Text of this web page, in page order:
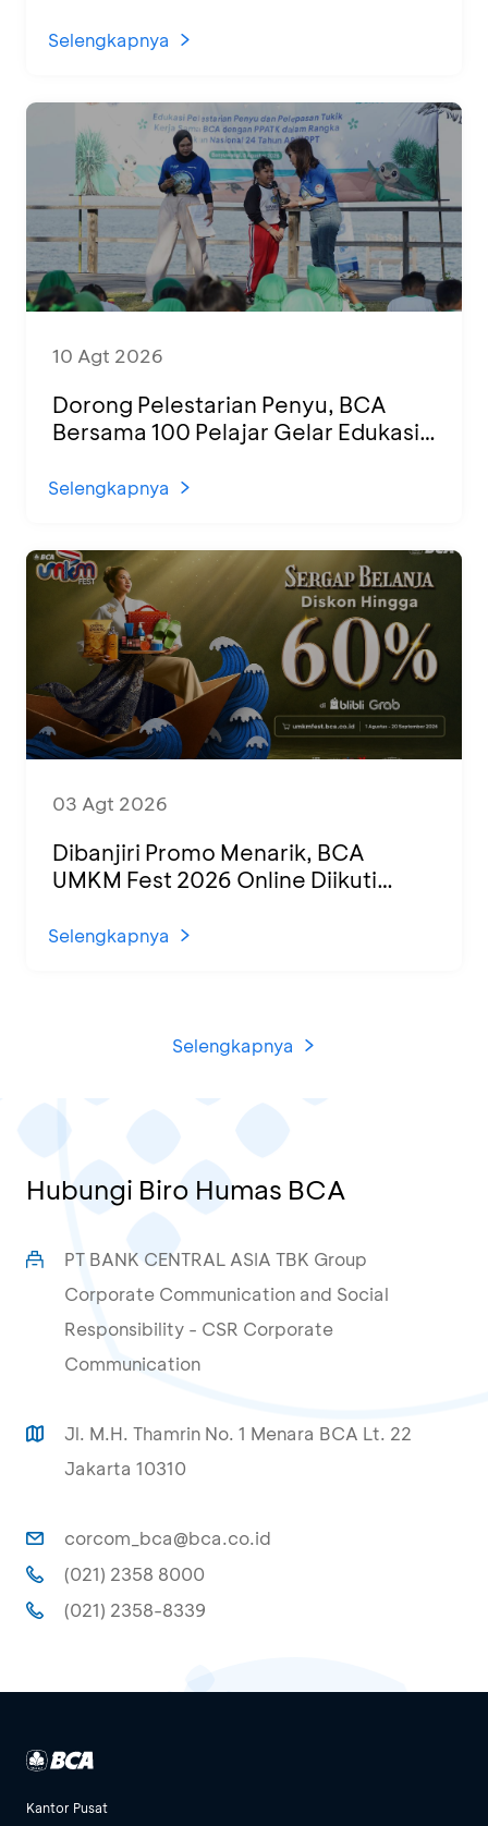
Unggul
Selengkapnya
10 Agt 2026
Dorong Pelestarian Penyu, BCA
Bersama 100 Pelajar Gelar Edukasi
Selengkapnya
03 Agt 2026
Dibanjiri Promo Menarik, BCA
UMKM Fest 2026 Online Diikuti
Selengkapnya
Selengkapnya
Hubungi Biro Humas BCA
PT BANK CENTRAL ASIA TBK Group
Corporate Communication and Social
Responsibility - CSR Corporate
Communication
Jl. M.H. Thamrin No. 1 Menara BCA Lt. 22
Jakarta 10310
corcom_bca@bca.co.id
(021) 2358 8000
(021) 2358-8339
Kantor Pusat